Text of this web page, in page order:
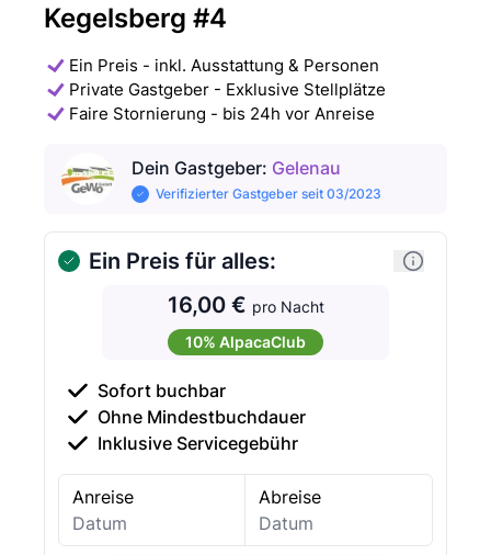
Kegelsberg #4
Ein Preis - inkl. Ausstattung & Personen
Private Gastgeber - Exklusive Stellplätze
Faire Stornierung - bis 24h vor Anreise
Dein Gastgeber: Gelenau
Verifizierter Gastgeber seit 03/2023
Ein Preis für alles:
16,00 € pro Nacht
10% AlpacaClub
Sofort buchbar
Ohne Mindestbuchdauer
Inklusive Servicegebühr
Anreise Abreise